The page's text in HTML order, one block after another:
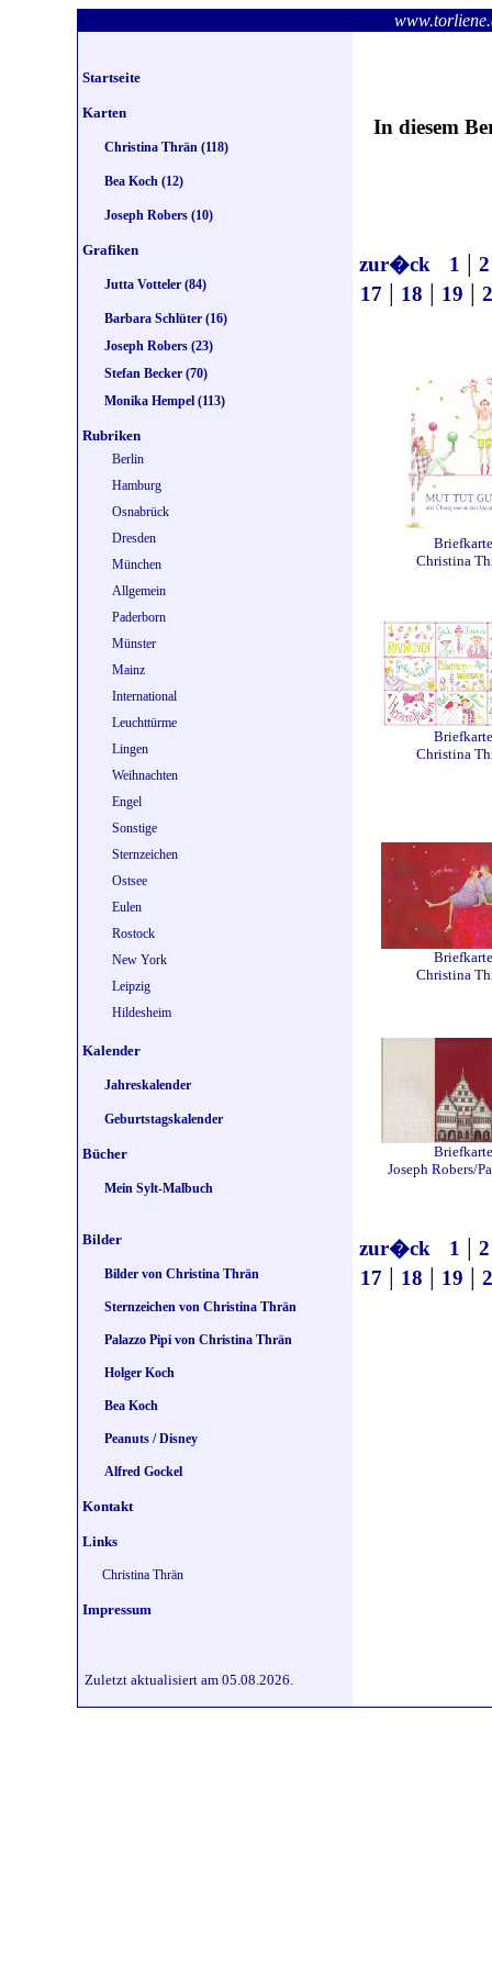
Startseite
Karten
Christina Thrän (118)
Bea Koch (12)
Joseph Robers (10)
Grafiken
Jutta Votteler (84)
Barbara Schlüter (16)
Joseph Robers (23)
Stefan Becker (70)
Monika Hempel (113)
Rubriken
Berlin
Hamburg
Osnabrück
Dresden
München
Allgemein
Paderborn
Münster
Mainz
International
Leuchttürme
Lingen
Weihnachten
Engel
Sonstige
Sternzeichen
Ostsee
Eulen
Rostock
New York
Leipzig
Hildesheim
Kalender
Jahreskalender
Geburtstagskalender
Bücher
Mein Sylt-Malbuch
Bilder
Bilder von Christina Thrän
Sternzeichen von Christina Thrän
Palazzo Pipi von Christina Thrän
Holger Koch
Bea Koch
Peanuts / Disney
Alfred Gockel
Kontakt
Links
Christina Thrän
Impressum
In diesem
zur�ck 1 | 2
17 | 18 | 19 |
Briefkarte
Christina
Briefkarte
Christina
Briefkarte
Christina
Briefkarte
Joseph Robers/
zur�ck 1 | 2
17 | 18 | 19 |
Zuletzt aktualisiert am 05.08.2026.